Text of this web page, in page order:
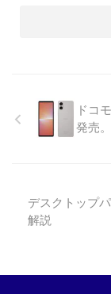
ドコ
発売
デスクトップ
解説